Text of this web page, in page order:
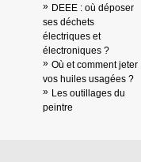
DEEE : où déposer
ses déchets
électriques et
électroniques ?
Où et comment jeter
vos huiles usagées ?
Les outillages du
peintre